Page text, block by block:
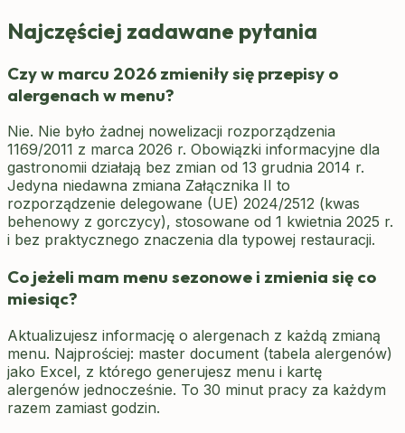
Najczęściej zadawane pytania
Czy w marcu 2026 zmieniły się przepisy o
alergenach w menu?
Nie. Nie było żadnej nowelizacji rozporządzenia
1169/2011 z marca 2026 r. Obowiązki informacyjne dla
gastronomii działają bez zmian od 13 grudnia 2014 r.
Jedyna niedawna zmiana Załącznika II to
rozporządzenie delegowane (UE) 2024/2512 (kwas
behenowy z gorczycy), stosowane od 1 kwietnia 2025 r.
i bez praktycznego znaczenia dla typowej restauracji.
Co jeżeli mam menu sezonowe i zmienia się co
miesiąc?
Aktualizujesz informację o alergenach z każdą zmianą
menu. Najprościej: master document (tabela alergenów)
jako Excel, z którego generujesz menu i kartę
alergenów jednocześnie. To 30 minut pracy za każdym
razem zamiast godzin.